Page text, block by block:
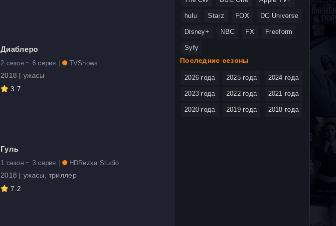
Диаблеро
2 сезон ~ 6 серия | TVShows
2018 | ужасы
3.7
Гуль
1 сезон ~ 3 серия | HDRezka Studio
2018 | ужасы, триллер
7.2
hulu Starz FOX DC Universe
Disney+ NBC FX Freeform
Syfy
Последние сезоны
2026 года 2025 года 2024 года
2023 года 2022 года 2021 года
2020 года 2019 года 2018 года